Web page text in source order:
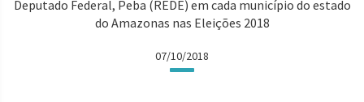
Deputado Federal, Peba (REDE) em cada município do estado
do Amazonas nas Eleições 2018
07/10/2018